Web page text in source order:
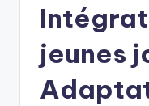
jeunes